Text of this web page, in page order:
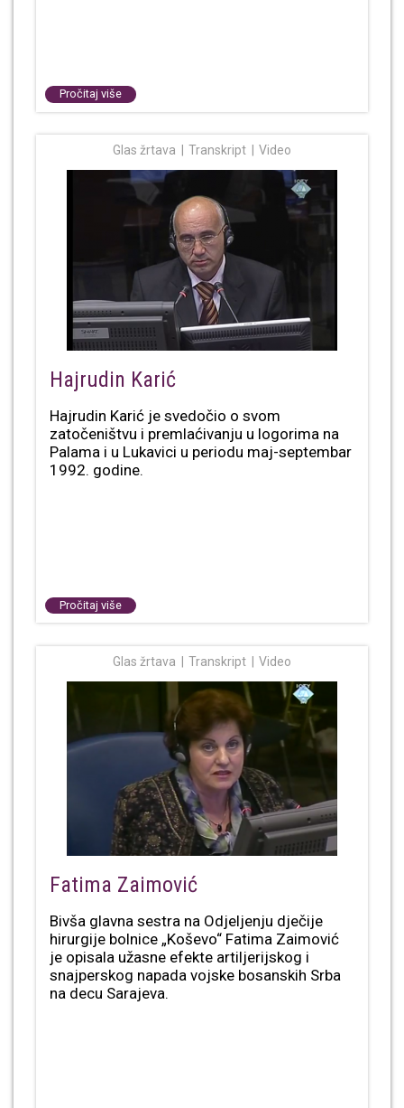
Pročitaj više
Glas žrtava Transkript Video
Hajrudin Karić
Hajrudin Karić je svedočio o svom
zatočeništvu i premlaćivanju u logorima na
Palama i u Lukavici u periodu maj-septembar
1992. godine.
Pročitaj više
Glas žrtava Transkript Video
Fatima Zaimović
Bivša glavna sestra na Odjeljenju dječije
hirurgije bolnice „Koševo“ Fatima Zaimović
je opisala užasne efekte artiljerijskog i
snajperskog napada vojske bosanskih Srba
na decu Sarajeva.